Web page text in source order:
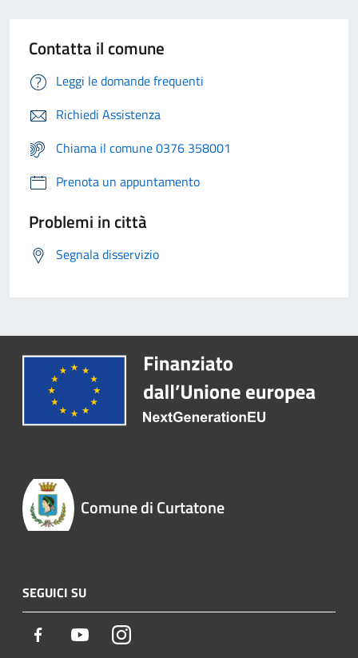
Contatta il comune
Leggi le domande frequenti
Richiedi Assistenza
Chiama il comune 0376 358001
Prenota un appuntamento
Problemi in città
Segnala disservizio
Comune di Curtatone
SEGUICI SU
Facebook YoutubeInstagram